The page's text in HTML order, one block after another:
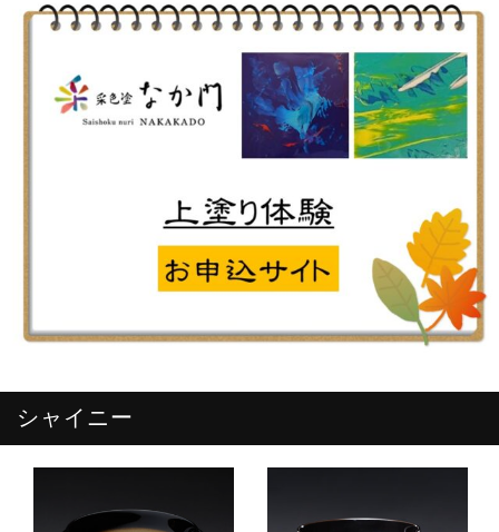
シャイニー